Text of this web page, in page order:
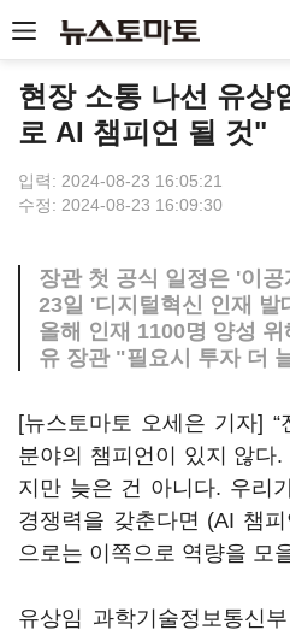
현장 소통 나선 유상
로 AI 챔피언 될 것"
입력: 2024-08-23 16:05:21
수정: 2024-08-23 16:09:30
장관 첫 공식 일정은 '이
23일 '디지털혁신 인재 발
올해 인재 1100명 양성 위
유 장관 "필요시 투자 더
[뉴스토마토 오세은 기자]
분야의 챔피언이 있지 않다
지만 늦은 건 아니다. 우리
경쟁력을 갖춘다면 (AI 챔
으로는 이쪽으로 역량을 모
유상임 과학기술정보통신